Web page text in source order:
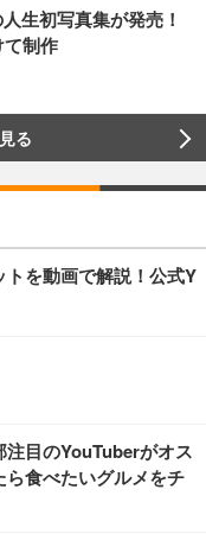
生初写真集が発売！
制作
る
トを動画で解説！公式Y
注目のYouTuberがオス
食べたいグルメをチ